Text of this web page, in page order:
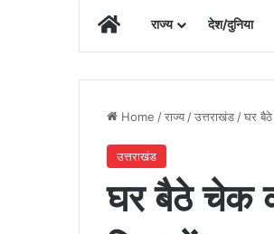
Homeराज्य देश/दुनिया
Home /राज्य /उत्तराखंड /घर बैठे
उत्तराखंड
घर बैठे चेक